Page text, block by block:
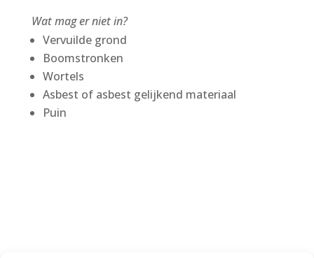
Wat mag er niet in?
Vervuilde grond
Boomstronken
Wortels
Asbest of asbest gelijkend materiaal
Puin